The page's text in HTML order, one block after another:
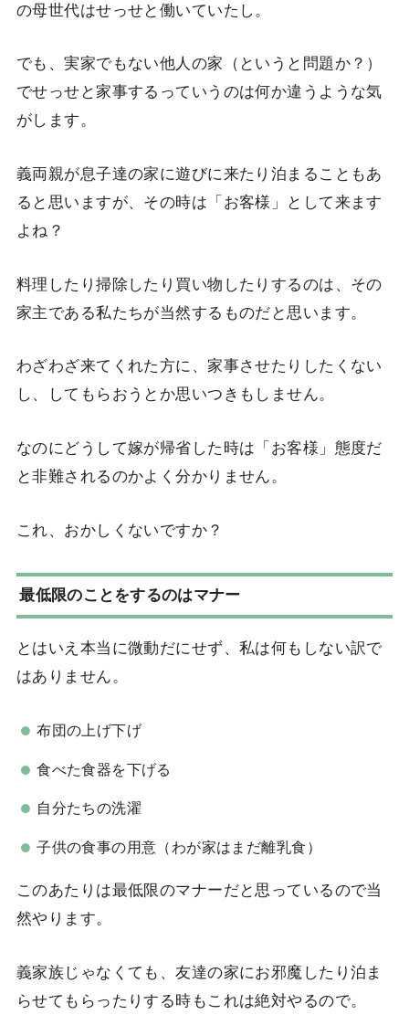
の母世代はせっせと働いていたし。
でも、実家でもない他人の家（というと問題か？）
でせっせと家事するっていうのは何か違うような気
がします。
義両親が息子達の家に遊びに来たり泊まることもあ
ると思いますが、その時は「お客様」として来ます
よね？
料理したり掃除したり買い物したりするのは、その
家主である私たちが当然するものだと思います。
わざわざ来てくれた方に、家事させたりしたくない
し、してもらおうとか思いつきもしません。
なのにどうして嫁が帰省した時は「お客様」態度だ
と非難されるのかよく分かりません。
これ、おかしくないですか？
最低限のことをするのはマナー
とはいえ本当に微動だにせず、私は何もしない訳で
はありません。
布団の上げ下げ
食べた食器を下げる
自分たちの洗濯
子供の食事の用意（わが家はまだ離乳食）
このあたりは最低限のマナーだと思っているので当
然やります。
義家族じゃなくても、友達の家にお邪魔したり泊ま
らせてもらったりする時もこれは絶対やるので。